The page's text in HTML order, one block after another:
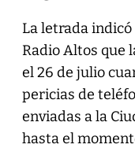
La letrada
Radio Altos que
el 26 de julio
pericias de
enviadas a la
hasta el